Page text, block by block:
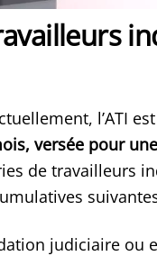
l’ATI
versée pour
de travailleurs
judiciaire ou